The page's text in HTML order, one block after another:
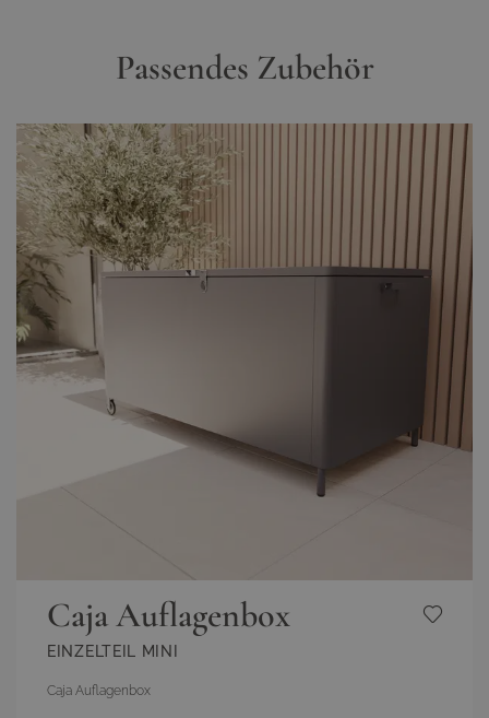
Passendes Zubehör
Caja Auflagenbox
EINZELTEIL MINI
Caja Auflagenbox